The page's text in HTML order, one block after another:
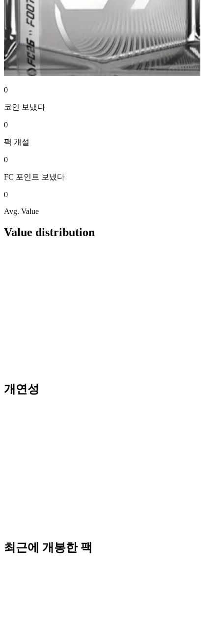
0
코인 보냈다
0
팩 개설
0
FC 포인트 보냈다
0
Avg. Value
Value distribution
개연성
최근에 개봉한 팩